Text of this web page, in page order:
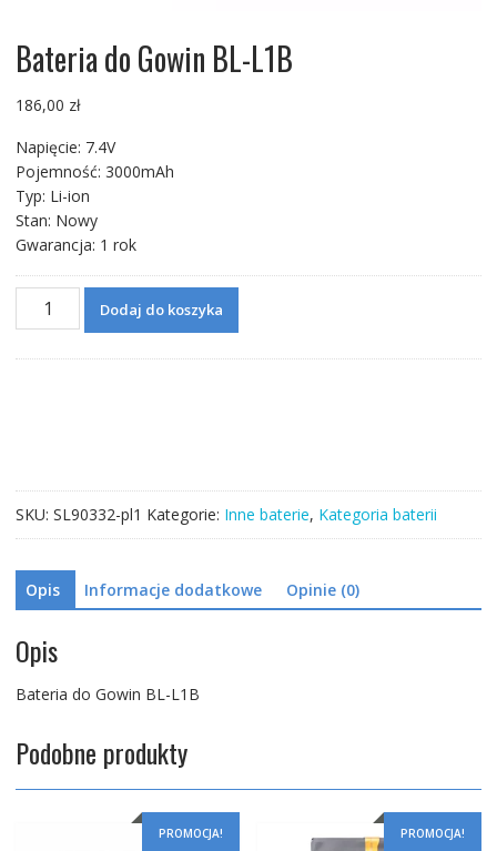
Bateria do Gowin BL-L1B
186,00 zł
Napięcie: 7.4V
Pojemność: 3000mAh
Typ: Li-ion
Stan: Nowy
Gwarancja: 1 rok
ilość
Bateria
Dodaj do koszyka
SKU: SL90332-pl1 Kategorie: Inne baterie, Kategoria baterii
Opis Informacje dodatkowe Opinie (0)
Opis
Bateria do Gowin BL-L1B
Podobne produkty
PROMOCJA! PROMOCJA!